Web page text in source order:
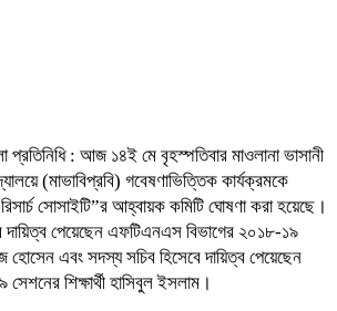
প্রতিনিধি : আজ ১৪ই মে বৃহস্পতিবার মাওলানা ভাসানী
(মাভাবিপ্রবি) গবেষণাভিত্তিক কার্যক্রমকে
রিসার্চ সোসাইটি”র আহ্বায়ক কমিটি ঘোষণা করা হয়েছে।
দায়িত্ব পেয়েছেন এফটিএনএস বিভাগের ২০১৮-১৯
হোসেন এবং সদস্য সচিব হিসেবে দায়িত্ব পেয়েছেন
সেশনের শিক্ষার্থী হাসিবুল ইসলাম।